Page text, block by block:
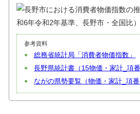
参考資料
総務省統計局「消費者物価指数」
長野県統計書（15物価・家計_項番
ながの県勢要覧（物価・家計_項番